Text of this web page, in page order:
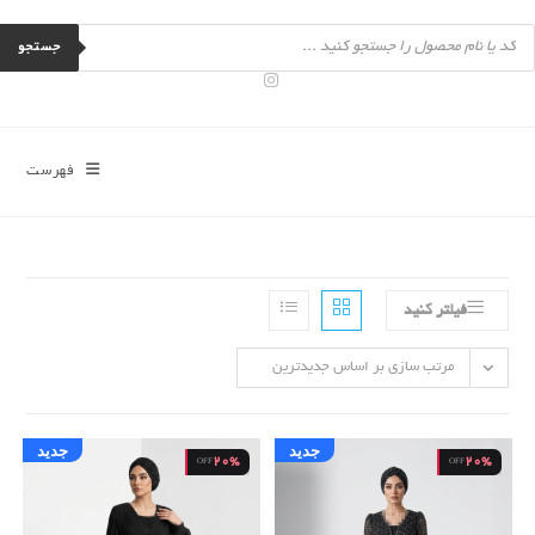
محتوا
Products
search
جستجو
فهرست
فیلتر کنید
مرتب سازی بر اساس جدیدترین
جدید
20%
OFF
جدید
20%
OFF